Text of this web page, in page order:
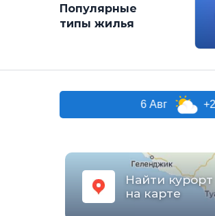
Популярные
типы жилья
+27°C
Найти курорт
на карте